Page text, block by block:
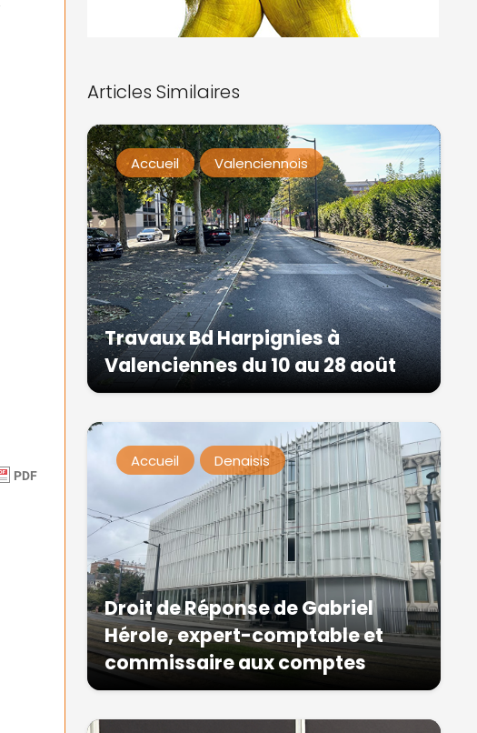
Articles Similaires
Accueil Valenciennois
Travaux Bd Harpignies à
Valenciennes du 10 au 28 août
Accueil Denaisis
Droit de Réponse de Gabriel
Hérole, expert-comptable et
commissaire aux comptes